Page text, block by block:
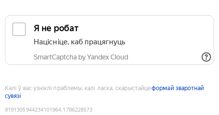
Я не робат
Націсніце, каб працягнуць
SmartCaptcha by Yandex Cloud
Калі ў вас узніклі праблемы, калі ласка, скарыстайцеформай зваротнай
сувязі
9191305944234101964:1786228573